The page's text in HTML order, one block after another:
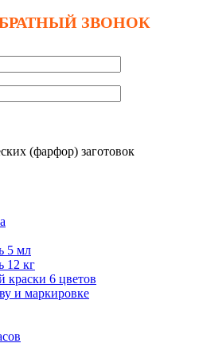
ЗВОНОК
(фарфор) заготовок
5 мл
12 кг
краски 6 цветов
и маркировке